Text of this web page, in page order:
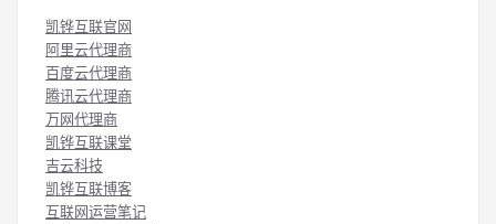
凯铧互联官网
阿里云代理商
百度云代理商
腾讯云代理商
万网代理商
凯铧互联课堂
吉云科技
凯铧互联博客
互联网运营笔记